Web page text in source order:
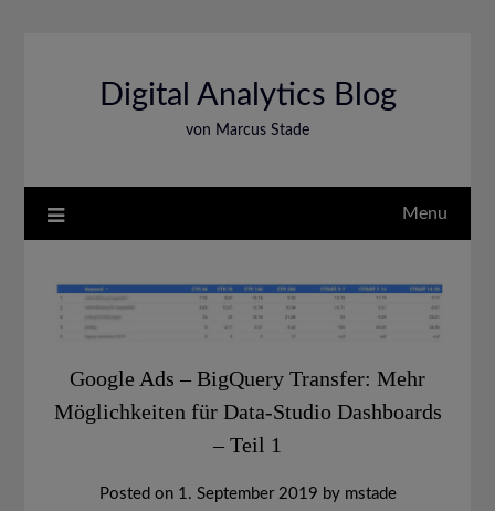
Digital Analytics Blog
von Marcus Stade
Menu
Google Ads – BigQuery Transfer: Mehr
Möglichkeiten für Data-Studio Dashboards
– Teil 1
Posted on 1. September 2019 by mstade